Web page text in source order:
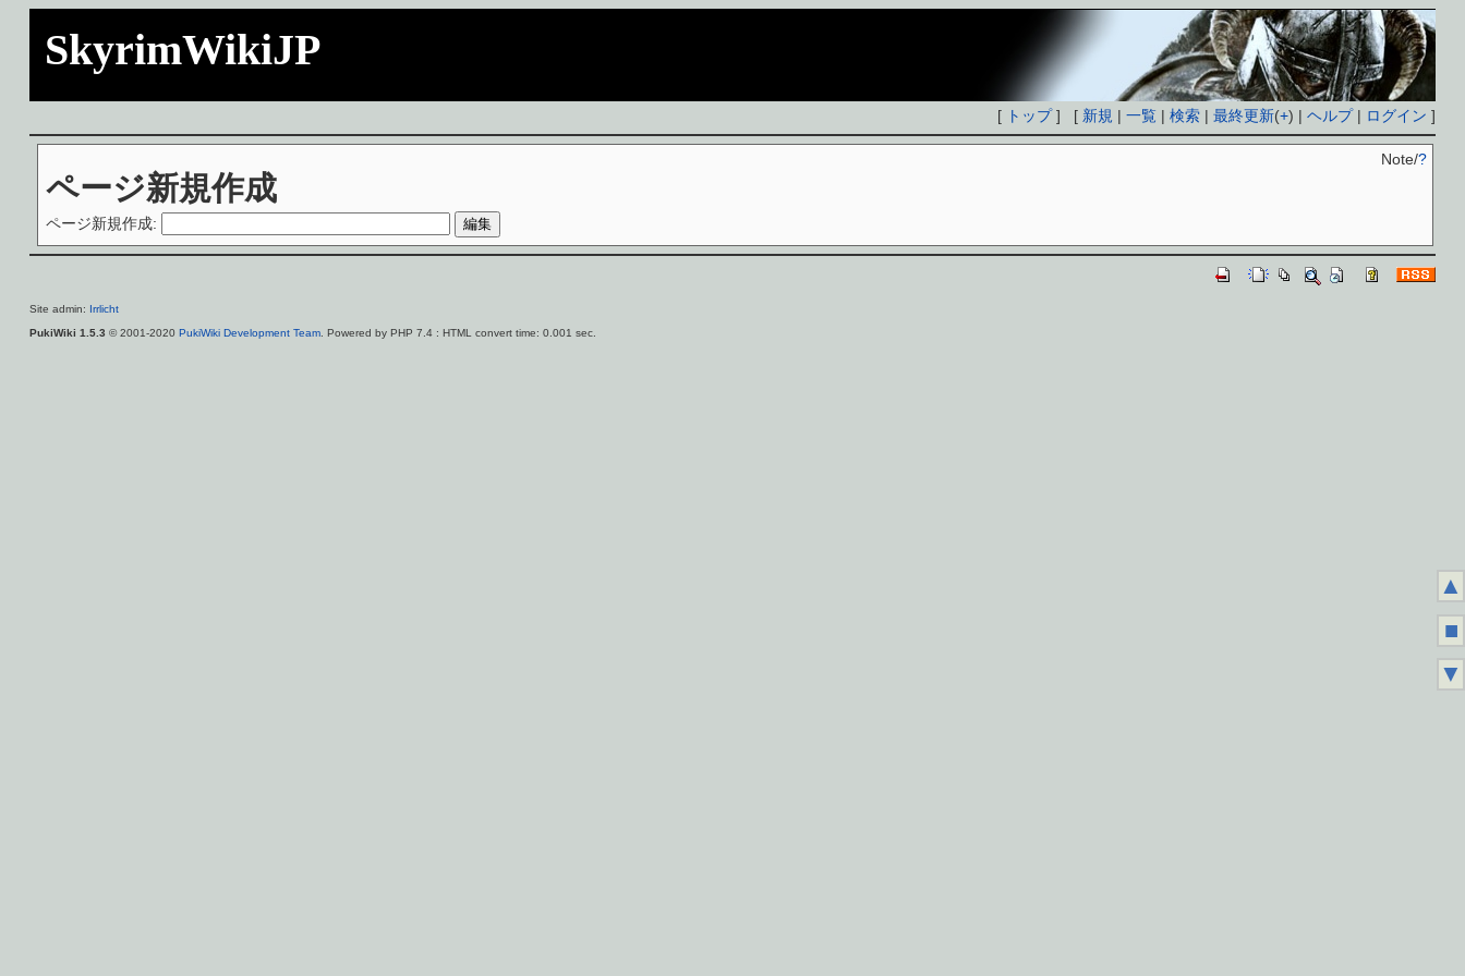
SkyrimWikiJP
[ トップ] [ 新規 |一覧 |検索 |最終更新(+) |ヘルプ| ログイン ]
ページ新規作成
Note/?
ページ新規作成:
Site admin: Irrlicht
PukiWiki 1.5.3 © 2001-2020 PukiWiki Development Team. Powered by PHP 7.4 : HTML convert time: 0.001 sec.
▲
■
▼